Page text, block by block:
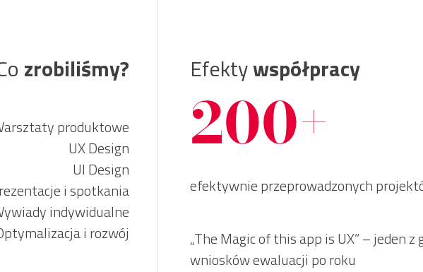
zrobiliśmy?
produktowe
UX Design
UI Design
i spotkania
indywidualne
i rozwój
Efektywspółpracy
200+
efektywnie przeprowadzonych
„The Magic of this app is UX” – jeden z
wniosków ewaluacji po roku